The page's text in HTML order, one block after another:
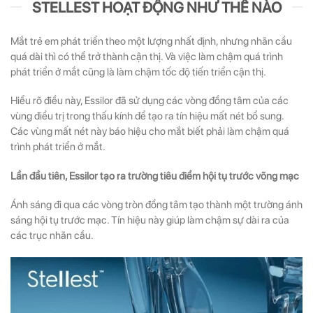
STELLEST HOẠT ĐỘNG NHƯ THẾ NÀO
Mắt trẻ em phát triển theo một lượng nhất định, nhưng nhãn cầu
quá dài thì có thể trở thành cận thị. Và việc làm chậm quá trình
phát triển ở mắt cũng là làm chậm tốc độ tiến triển cận thị.
Hiểu rõ điều này, Essilor đã sử dụng các vòng đồng tâm của các
vùng điều trị trong thấu kính để tạo ra tín hiệu mất nét bổ sung.
Các vùng mất nét này báo hiệu cho mắt biết phải làm chậm quá
trình phát triển ở mắt.
Lần đầu tiên, Essilor tạo ra trường tiêu điểm hội tụ trước võng mạc
Ánh sáng đi qua các vòng tròn đồng tâm tạo thành một trường ánh
sáng hội tụ trước mạc. Tín hiệu này giúp làm chậm sự dài ra của
các trục nhãn cầu.